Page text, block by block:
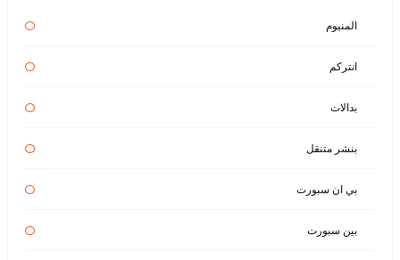
المنيوم
انتركم
بدالات
بنشر متنقل
بي ان سبورت
بين سبورت